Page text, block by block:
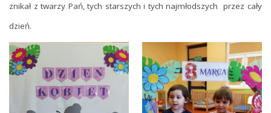
znikał z twarzy Pań, tych starszych i tych najmłodszych przez cały
dzień.